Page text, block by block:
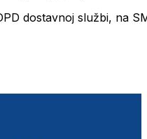
dostavnoj službi, na